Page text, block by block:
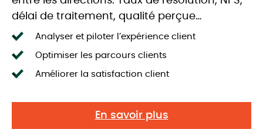
délai de traitement, qualité perçue…
Analyser et piloter l’expérience client
Optimiser les parcours clients
Améliorer la satisfaction client
En savoir plus